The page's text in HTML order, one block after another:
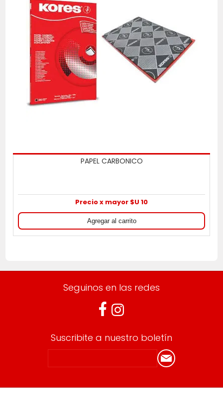
PAPEL CARBONICO
Precio x mayor $U 10
Seguinos en las redes
Suscribite a nuestro boletín